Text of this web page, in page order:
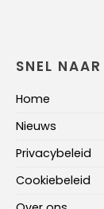
SNEL NAAR
Home
Nieuws
Privacybeleid
Cookiebeleid